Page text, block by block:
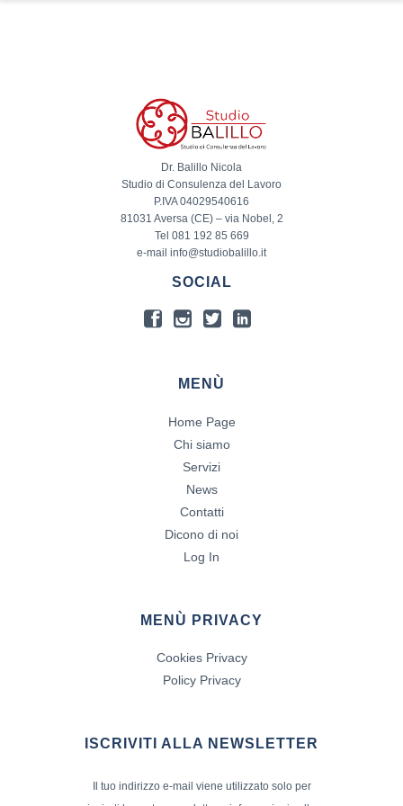
Dr. Balillo Nicola
Studio di Consulenza del Lavoro
P.IVA 04029540616
81031 Aversa (CE) – via Nobel, 2
Tel 081 192 85 669
e-mail info@studiobalillo.it
SOCIAL
MENÙ
Home Page
Chi siamo
Servizi
News
Contatti
Dicono di noi
Log In
MENÙ PRIVACY
Cookies Privacy
Policy Privacy
ISCRIVITI ALLA NEWSLETTER
Il tuo indirizzo e-mail viene utilizzato solo per